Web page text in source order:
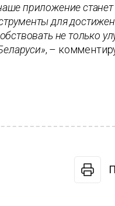
приложение
для
не
, –